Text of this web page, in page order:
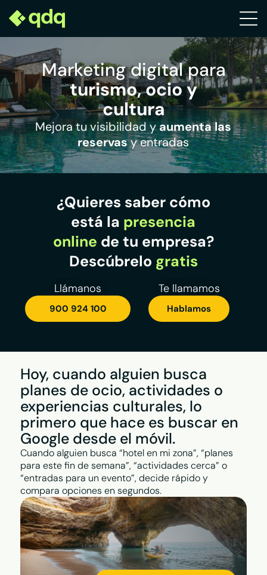
Marketing digital para
turismo, ocio y
cultura
Mejora tu visibilidad yaumenta las
reservasy entradas
¿Quieres saber cómo
está la presencia
online de tu empresa?
Descúbrelo gratis
Llámanos
900 924 100
Te llamamos
Hablamos
Hoy, cuando alguien busca
planes de ocio, actividades o
experiencias culturales, lo
primero que hace es buscar en
Google desde el móvil.
Cuando alguien busca “hotel en mi zona”, “planes
para este fin de semana”, “actividades cerca” o
“entradas para un evento”, decide rápido y
compara opciones en segundos.
Plan Impulsa >
Tu negocio visible cuando lo
busquen en Internet
Plan Visibilidad >
Posiciona tu negocio para
que destaque en tu zona
Plan Integral >
Fideliza y atrae nuevos clientes
con tu estrategia digital
Plan Construye
Redes Sociales >
Plan Avanza
Redes Sociales >
Comparador de planes >
Elige el mejor plan para tu empresa